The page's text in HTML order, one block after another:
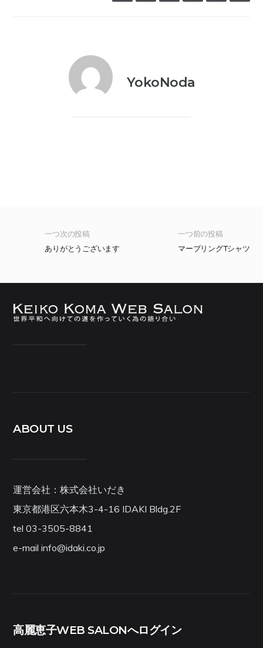
YokoNoda
一つ前の投稿
マーブリングTシャツ
一つ次の投稿
ありがとうございます
ABOUT US
運営会社：株式会社いだき
東京都港区六本木3-4-16 IDAKI Bldg.2F
tel 03-3505-8841
e-mail info@idaki.co.jp
高麗恵子WEB SALONへログイン